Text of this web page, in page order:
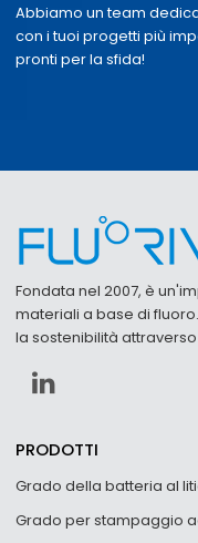
Abbiamo un team
con i tuoi progetti più
pronti per la sfida!
Fondata nel 2007, è
materiali a base di
la sostenibilità attraverso
PRODOTTI
Grado della batteria al
Grado per stampaggio